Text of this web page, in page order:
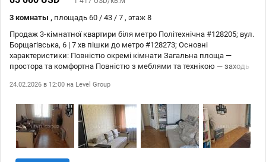
3 комнаты , площадь 60 / 43 / 7 , этаж 8
Продаж 3-кімнатної квартири біля метро Політехнічна #128205; вул.
Борщагівська, 6 | 7 хв пішки до метро #128273; Основні
характеристики: Повністю окремі кімнати Загальна площа —
простора та комфортна Повністю з меблями та технікою — заходь
газифікований #128736; Стан квартири: Квартира утеплена ззовні
#127970; Інфраструктура та локація: 7 хвилин пішки до метро
Політехнічна Зелений двір, охоронювана парковка Поруч: 20 м —
магазин 100 м — зупинка вул. Шолуденка школи, дитячі садочки,
поліклініка
24.02.2026 в 12:00 на Level Group